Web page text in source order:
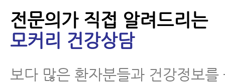
풀어줘도 허리디스크 증
상이 좋아지는 이유와 근
육 풀기 운동
전문의가 직접 알려드리는
모커리 건강상담
보다 많은 환자분들과 건강정보를